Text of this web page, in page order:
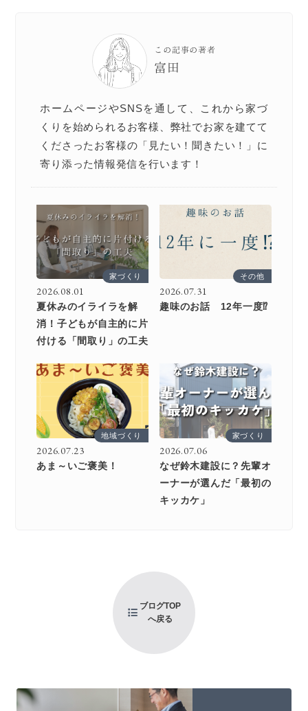
この記事の著者
富田
ホームページやSNSを通して、これから家づ
くりを始められるお客様、弊社でお家を建てて
くださったお客様の「見たい！聞きたい！」に
寄り添った情報発信を行います！
家づくり
2026.08.01
夏休みのイライラを解
消！子どもが自主的に片
付ける「間取り」の工夫
その他
2026.07.31
趣味のお話 12年一度⁉
地域づくり
2026.07.23
あま～いご褒美！
家づくり
2026.07.06
なぜ鈴木建設に？先輩オ
ーナーが選んだ「最初の
キッカケ」
ブログTOP
へ戻る